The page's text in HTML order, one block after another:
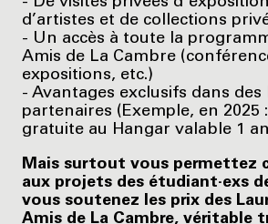
d’artistes et de collections
- Un accès à toute la
Amis de La Cambre
expositions, etc.)
- Avantages exclusifs dans
partenaires (Exemple, en 2025
gratuite au Hangar valable 1
Mais surtout vous permettez
aux projets des étudiant·exs
vous soutenez les prix des
Amis de La Cambre, véritable